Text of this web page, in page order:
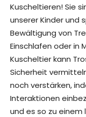
Kuscheltieren! Sie
unserer Kinder und
Bewältigung von
Einschlafen oder in
Kuscheltier kann
Sicherheit
noch verstärken,
Interaktionen
und es so zu einem